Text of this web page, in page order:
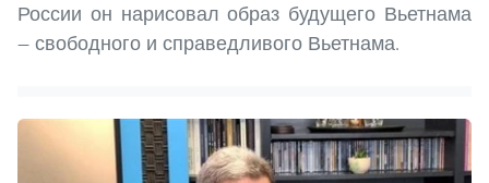
России он нарисовал образ будущего Вьетнама
— свободного и справедливого Вьетнама.